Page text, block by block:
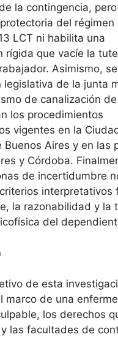
la contingencia,
del régimen
LCT ni habilita una
rígida que vacíe la
Asimismo,
legislativa de la junta
de canalización
los procedimientos
vigentes en la
Buenos Aires y en las
y Córdoba.
de incertidumbre
interpretativos
la razonabilidad y la
del
de esta
marco de una
los derechos
las facultades de